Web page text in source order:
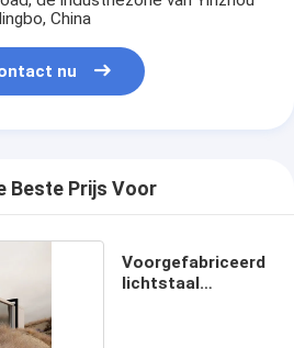
China
nu
Beste Prijs Voor
Voorgefabriceerd
lichtstaal